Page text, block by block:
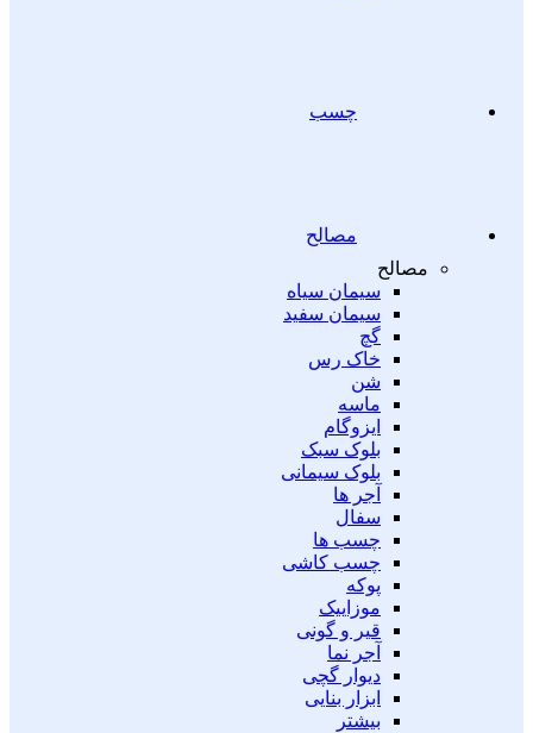
چسب
مصالح
مصالح
سیمان سیاه
سیمان سفید
گچ
خاک رس
شن
ماسه
ایزوگام
بلوک سبک
بلوک سیمانی
آجر ها
سفال
چسب ها
چسب کاشی
پوکه
موزاییک
قیر و گونی
آجر نما
دیوار گچی
ابزار بنایی
بیشتر